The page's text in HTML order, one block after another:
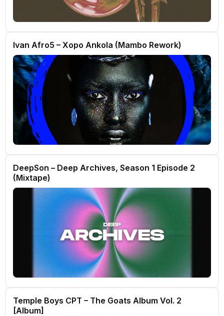
Ivan Afro5 – Xopo Ankola (Mambo Rework)
DeepSon – Deep Archives, Season 1 Episode 2
(Mixtape)
Temple Boys CPT – The Goats Album Vol. 2
[Album]